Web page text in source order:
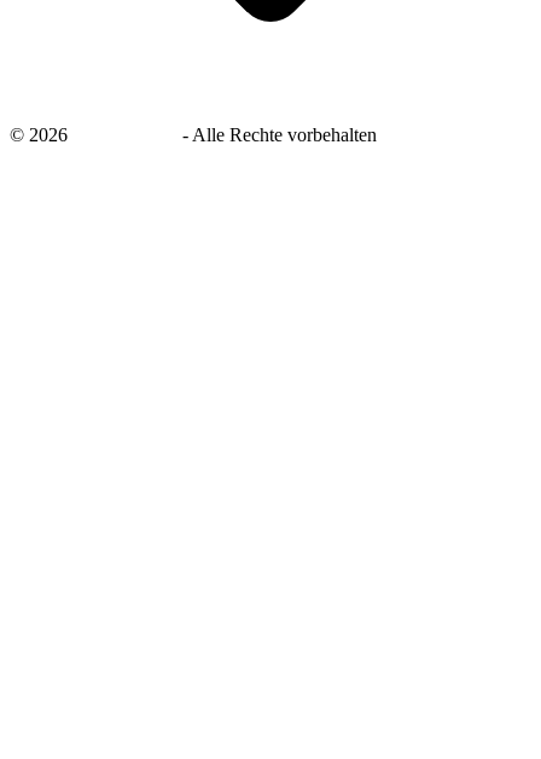
© 2026 -Alle Rechte vorbehalten